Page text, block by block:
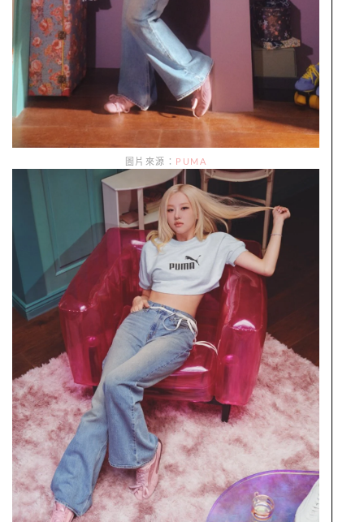
圖片來源： PUMA